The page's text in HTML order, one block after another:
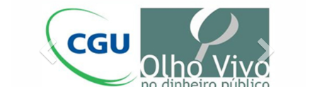
Previous